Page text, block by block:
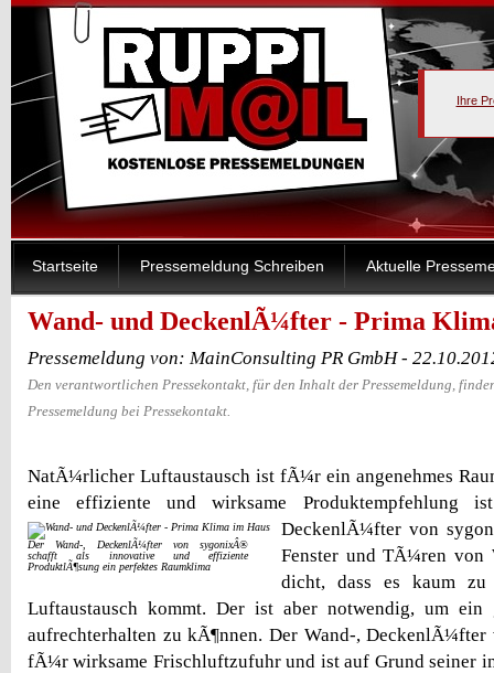
Ihre
Startseite Pressemeldung Schreiben Aktuelle
Wand- und DeckenlÃ¼fter - Prima
Pressemeldung von: MainConsulting PR GmbH -
Den verantwortlichen Pressekontakt, für den Inhalt der Pressemeldung,
Pressemeldung bei Pressekontakt.
NatÃ¼rlicher Luftaustausch ist fÃ¼r ein angenehmes
eine effiziente und wirksame Produktempfehlung
DeckenlÃ¼fter von
Der Wand-, DeckenlÃ¼fter von sygonixÂ®
schafft als innovative und effiziente
ProduktlÃ¶sung ein perfektes Raumklima
Fenster und TÃ¼ren von
dicht, dass es kaum
Luftaustausch kommt. Der ist aber notwendig, um ein
aufrechterhalten zu kÃ¶nnen. Der Wand-,
fÃ¼r wirksame Frischluftzufuhr und ist auf Grund seiner